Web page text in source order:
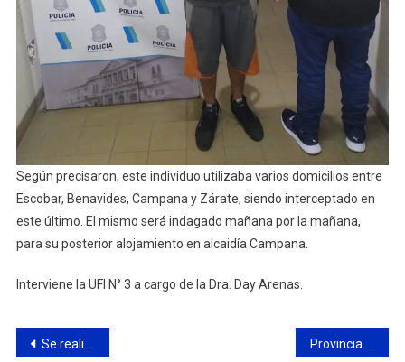
Según precisaron, este individuo utilizaba varios domicilios entre
Escobar, Benavides, Campana y Zárate, siendo interceptado en
este último. El mismo será indagado mañana por la mañana,
para su posterior alojamiento en alcaidía Campana.
Interviene la UFI N° 3 a cargo de la Dra. Day Arenas.
Navegación
Se realizan operativos de mantenimiento integral en toda la ciudad